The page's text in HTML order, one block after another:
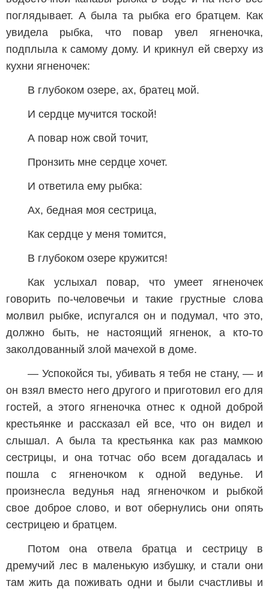
поглядывает. А была та рыбка его братцем. Как
увидела рыбка, что повар увел ягненочка,
подплыла к самому дому. И крикнул ей сверху из
кухни ягненочек:
В глубоком озере, ах, братец мой.
И сердце мучится тоской!
А повар нож свой точит,
Пронзить мне сердце хочет.
И ответила ему рыбка:
Ах, бедная моя сестрица,
Как сердце у меня томится,
В глубоком озере кружится!
Как услыхал повар, что умеет ягненочек
говорить по-человечьи и такие грустные слова
молвил рыбке, испугался он и подумал, что это,
должно быть, не настоящий ягненок, а кто-то
заколдованный злой мачехой в доме.
— Успокойся ты, убивать я тебя не стану, — и
он взял вместо него другого и приготовил его для
гостей, а этого ягненочка отнес к одной доброй
крестьянке и рассказал ей все, что он видел и
слышал. А была та крестьянка как раз мамкою
сестрицы, и она тотчас обо всем догадалась и
пошла с ягненочком к одной ведунье. И
произнесла ведунья над ягненочком и рыбкой
свое доброе слово, и вот обернулись они опять
сестрицею и братцем.
Потом она отвела братца и сестрицу в
дремучий лес в маленькую избушку, и стали они
там жить да поживать одни и были счастливы и